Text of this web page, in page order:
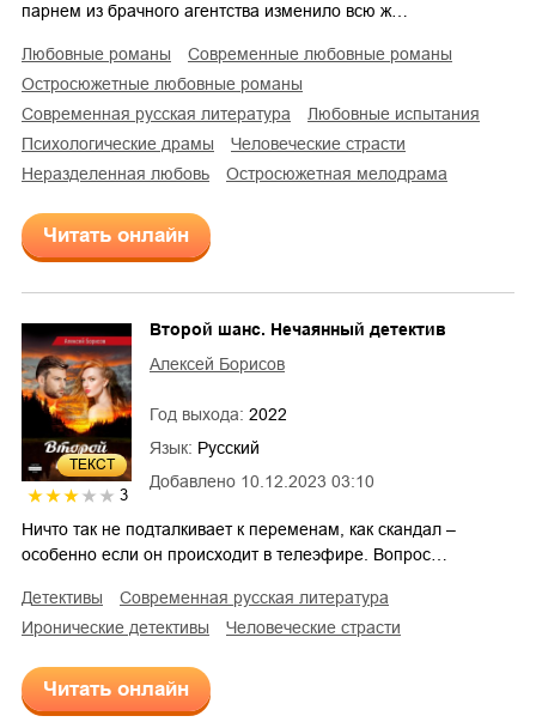
парнем из брачного агентства изменило всю ж…
любовные романы
современные любовные романы
остросюжетные любовные романы
современная русская литература
любовные испытания
психологические драмы
человеческие страсти
неразделенная любовь
остросюжетная мелодрама
Читать онлайн
ТЕКСТ
3
Добавлено 10.12.2023 03:10
Второй шанс. Нечаянный детектив
Алексей Борисов
Год выхода: 2022
Язык: Русский
Ничто так не подталкивает к переменам, как скандал –
особенно если он происходит в телеэфире. Вопрос…
детективы
современная русская литература
иронические детективы
человеческие страсти
Читать онлайн